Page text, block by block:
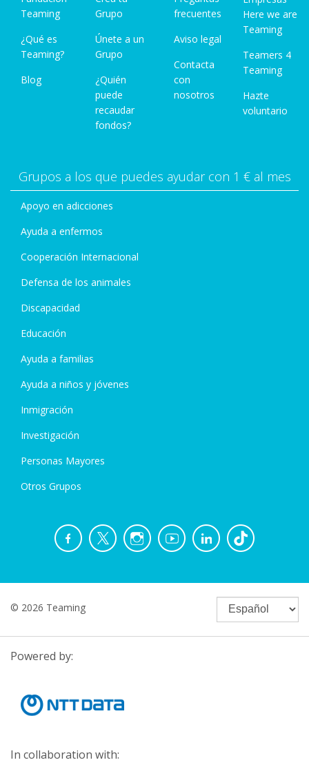
Teaming
¿Qué es
Teaming?
Blog
Grupo
Únete a un
Grupo
¿Quién
puede
recaudar
fondos?
frecuentes
Aviso legal
Contacta
con
nosotros
Here we are
Teaming
Teamers 4
Teaming
Hazte
voluntario
Grupos a los que puedes ayudar con 1 € al mes
Apoyo en adicciones
Ayuda a enfermos
Cooperación Internacional
Defensa de los animales
Discapacidad
Educación
Ayuda a familias
Ayuda a niños y jóvenes
Inmigración
Investigación
Personas Mayores
Otros Grupos
© 2026 Teaming
Powered by:
In collaboration with: